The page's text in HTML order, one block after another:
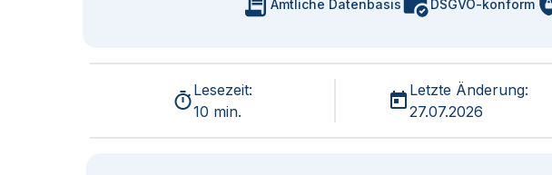
Amtliche Datenbasis DSGVO-konform
Lesezeit:
10 min.
Letzte Änderung:
27.07.2026